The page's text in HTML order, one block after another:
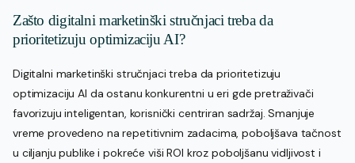
Zašto digitalni marketinški stručnjaci treba da
prioritetizuju optimizaciju AI?
Digitalni marketinški stručnjaci treba da prioritetizuju
optimizaciju AI da ostanu konkurentni u eri gde pretraživači
favorizuju inteligentan, korisnički centriran sadržaj. Smanjuje
vreme provedeno na repetitivnim zadacima, poboljšava tačnost
u ciljanju publike i pokreće viši ROI kroz poboljšanu vidljivost i